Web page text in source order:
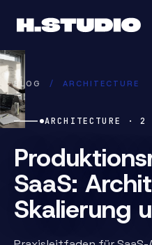
BLOG / ARCHITECTURE
ARCHITECTURE ·2
SaaS:
Skalierung